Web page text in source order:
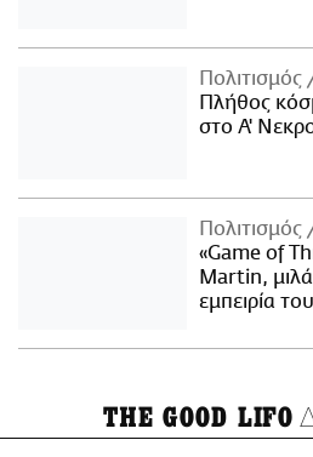
Πολιτισμός
Πλήθος
στο Α'
Πολιτισμός
«Game of
Martin, μιλά
εμπειρία
THE GOOD LIFO